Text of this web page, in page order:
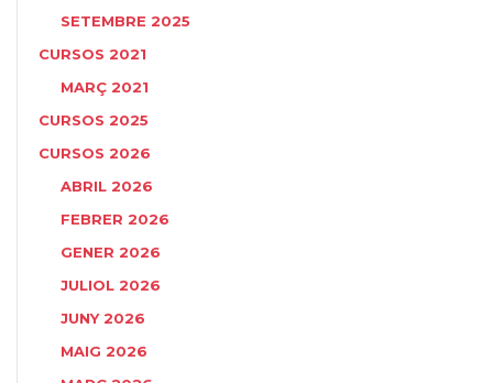
SETEMBRE 2025
CURSOS 2021
MARÇ 2021
CURSOS 2025
CURSOS 2026
ABRIL 2026
FEBRER 2026
GENER 2026
JULIOL 2026
JUNY 2026
MAIG 2026